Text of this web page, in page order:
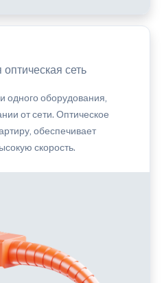
сеть
одного оборудования,
от сети. Оптическое
обеспечивает
скорость.